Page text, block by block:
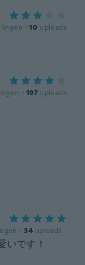
· 10 uploads
· 197 uploads
· 34 uploads
いです！